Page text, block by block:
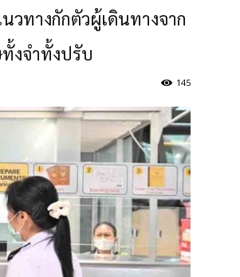
วทางกักตัวผู้เดินทางจาก
งจำทั้งปรับ
145